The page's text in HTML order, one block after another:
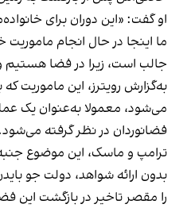
او گفت: «این دوران برای
ما اینجا در حال انجام
جالب است، زیرا در فضا
می‌شود، معمولا به‌عنوان یک
فضانوردان در نظر گرفته می‌شود.
ترامپ و ماسک، این موضوع
بدون ارائه شواهد، دولت جو
را مقصر تاخیر در بازگشت این